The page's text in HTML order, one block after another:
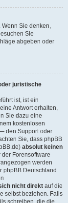
Wenn Sie denken,
Sie
abgeben oder
juristische
ist, ist ein
Antwort erhalten,
Sie dazu eine
kostenlosen
den Support oder
Sie, dass phpBB
absolut keinen
Forensoftware
werden
phpBB Deutschland
nicht direkt auf die
selbst beziehen. Falls
schreiben, die die